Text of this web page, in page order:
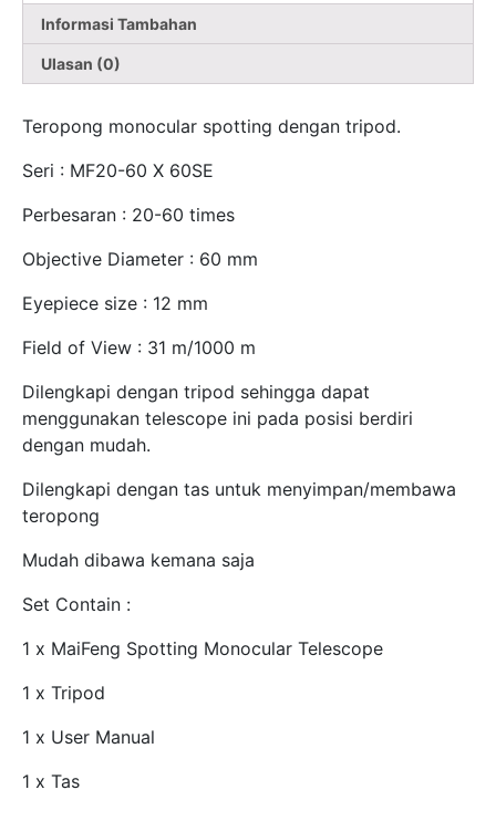
Informasi Tambahan
Ulasan (0)
Teropong monocular spotting dengan tripod.
Seri : MF20-60 X 60SE
Perbesaran : 20-60 times
Objective Diameter : 60 mm
Eyepiece size : 12 mm
Field of View : 31 m/1000 m
Dilengkapi dengan tripod sehingga dapat
menggunakan telescope ini pada posisi berdiri
dengan mudah.
Dilengkapi dengan tas untuk menyimpan/membawa
teropong
Mudah dibawa kemana saja
Set Contain :
1 x MaiFeng Spotting Monocular Telescope
1 x Tripod
1 x User Manual
1 x Tas